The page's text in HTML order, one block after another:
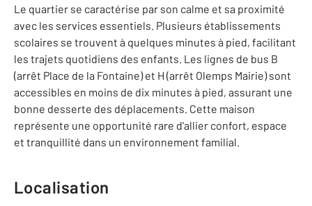
Le quartier se caractérise par son calme et sa proximité
avec les services essentiels. Plusieurs établissements
scolaires se trouvent à quelques minutes à pied, facilitant
les trajets quotidiens des enfants. Les lignes de bus B
(arrêt Place de la Fontaine) et H (arrêt Olemps Mairie) sont
accessibles en moins de dix minutes à pied, assurant une
bonne desserte des déplacements. Cette maison
représente une opportunité rare d'allier confort, espace
et tranquillité dans un environnement familial.
Localisation